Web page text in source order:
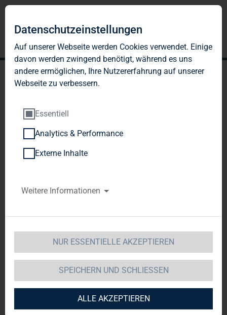
GESCHÄFTSPARTNE
für die Mitarbeitenden der TAG
Unternehmensgruppe geltenden
Geschäftsgrundsätzen. Regelkonformes und
ethisch einwandfreies Verhalten ist die
Grundlage des Handelns sowohl innerhalb
der TAG Unternehmensgruppe als auch
Datenschutzeinstellungen
Auf unserer Webseite werden Cookies verwendet. Einige
davon werden zwingend benötigt, während es uns
andere ermöglichen, Ihre Nutzererfahrung auf unserer
Webseite zu verbessern.
Essentiell
Analytics & Performance
Externe Inhalte
Weitere Informationen
NUR ESSENTIELLE AKZEPTIEREN
SPEICHERN UND SCHLIESSEN
ALLE AKZEPTIEREN